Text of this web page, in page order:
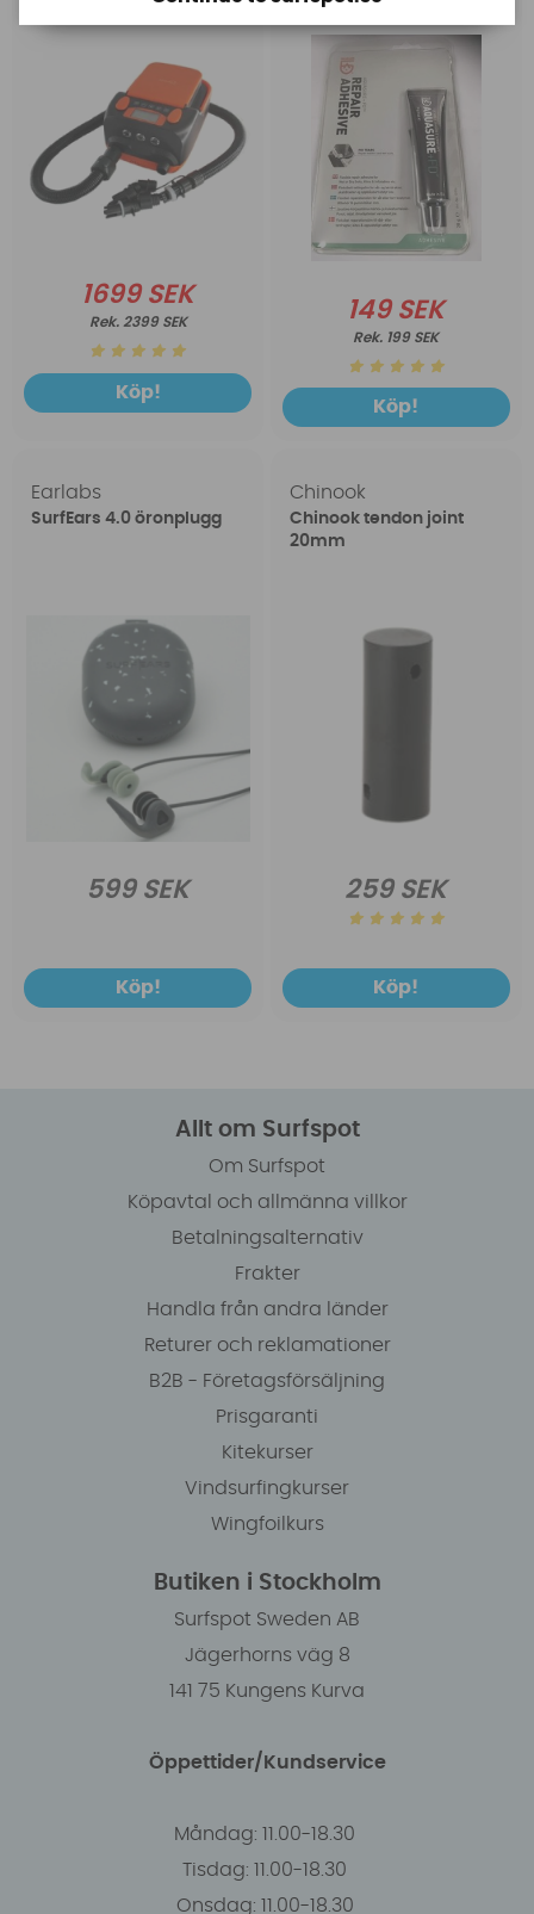
1699 SEK
2399 SEK
Köp!
149 SEK
199 SEK
Köp!
Earlabs
SurfEars 4.0 öronplugg
599 SEK
Köp!
Chinook
Chinook tendon joint
20mm
259 SEK
Köp!
Allt om Surfspot
Om Surfspot
Köpavtal och allmänna villkor
Betalningsalternativ
Frakter
Handla från andra länder
Returer och reklamationer
B2B - Företagsförsäljning
Prisgaranti
Kitekurser
Vindsurfingkurser
Wingfoilkurs
Butiken i Stockholm
Surfspot Sweden AB
Jägerhorns väg 8
141 75 Kungens Kurva
Öppettider/Kundservice
Måndag: 11.00-18.30
Tisdag: 11.00-18.30
Onsdag: 11.00-18.30